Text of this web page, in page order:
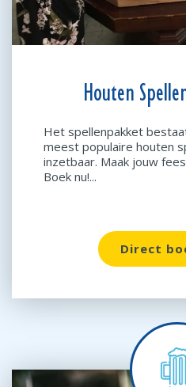
Houten
Het spellenpakket
meest populaire houten
inzetbaar. Maak jouw
Boek nu!...
Direct